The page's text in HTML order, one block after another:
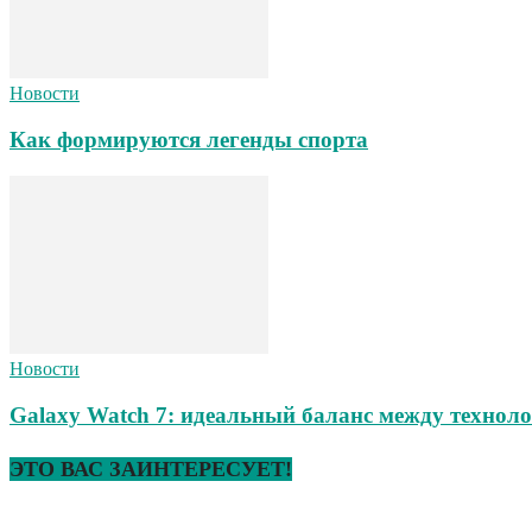
Новости
Как формируются легенды спорта
Новости
Galaxy Watch 7: идеальный баланс между
ЭТО ВАС ЗАИНТЕРЕСУЕТ!